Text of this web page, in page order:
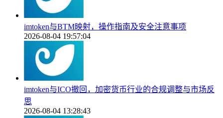
imtoken与BTM映射，操作指南及安全注意事项
2026-08-04 19:57:04
imtoken与ICO撤回，加密货币行业的合规调整与市场反
思
2026-08-04 13:28:43